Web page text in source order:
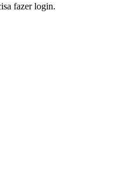
fazer login.